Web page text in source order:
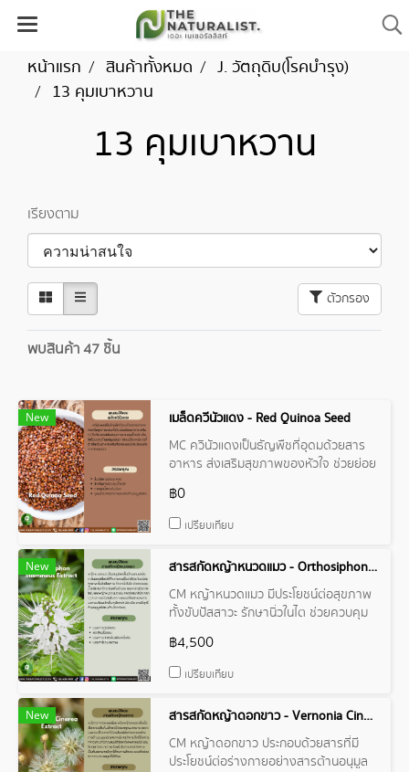
หน้าแรก สินค้าทั้งหมด
J. วัตถุดิบ(โรคบำรุง)
13 คุมเบาหวาน
13 คุมเบาหวาน
เรียงตาม
ตัวกรอง
พบสินค้า 47 ชิ้น
New
เมล็ดควีนัวแดง - Red Quinoa Seed
MC ควินัวแดงเป็นธัญพืชที่อุดมด้วยสาร
อาหาร ส่งเสริมสุขภาพของหัวใจ ช่วยย่อย
ควบคุมน้ำหนัก
฿0
เปรียบเทียบ
New
สารสกัดหญ้าหนวดแมว - Orthosiphon Stamineus Extract
CM หญ้าหนวดแมว มีประโยชน์ต่อสุขภาพ
ทั้งขับปัสสาวะ รักษานิ่วในไต ช่วยควบคุม
ชีวภาพในใบของหญ้าหนวดแมว เช่น กรด
โรสมารินิก กรดบิทูลินิก กรดโอลีนโนลิก
ๆ อีกกว่า 20 ชนิด อาจมีฤทธิ์ต้านอนุมูล
อิสระ ต้านโรคต่างๆ
฿4,500
เปรียบเทียบ
New
สารสกัดหญ้าดอกขาว - Vernonia Cinerea Extract
CM หญ้าดอกขาว ประกอบด้วยสารที่มี
ประโยชน์ต่อร่างกายอย่างสารต้านอนุมูล